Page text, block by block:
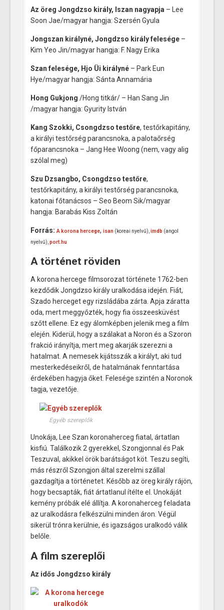
Az öreg Jongdzso király, Iszan nagyapja – Lee
Soon Jae/magyar hangja: Szersén Gyula
Jongszan királyné, Jongdzso király felesége –
Kim Yeo Jin/magyar hangja: F. Nagy Erika
Szan felesége, Hjo Üi királyné – Park Eun
Hye/magyar hangja: Sánta Annamária
Hong Gukjong /Hong titkár/ – Han Sang Jin
/magyar hangja: Gyurity István
Kang Szokki, Csongdzso testőre, testőrkapitány,
a királyi testőrség parancsnoka, a palotaőrség
főparancsnoka – Jang Hee Woong (nem, vagy alig
szólal meg)
Szu Dzsangbo, Csongdzso testőre,
testőrkapitány, a királyi testőrség parancsnoka,
katonai főtanácsos – Seo Beom Sik/magyar
hangja: Barabás Kiss Zoltán
Forrás: A korona hercege, isan (koreai nyelvű), imdb (angol
nyelvű), port.hu
A történet röviden
A korona hercege filmsorozat története 1762-ben
kezdődik Jongdzso király uralkodása idején. Fiát,
Szado herceget egy rizsládába zárta. Apja záratta
oda, mert meggyőzték, hogy fia összeesküvést
szőtt ellene. Ez egy álomképben jelenik meg a film
elején. Kiderül, hogy a szálakat a Noron és a Szoron
frakció irányítja, mert meg akarják szerezni a
hatalmat. A nemesek kijátsszák a királyt, aki tud
mesterkedéseikről, de hatalmának fenntartása
érdekében hagyja őket. Felesége szintén a Noronok
tagja, vezetője.
Egyéb szereplők
Unokája, Lee Szan koronaherceg fiatal, ártatlan
kisfiú. Találkozik 2 gyerekkel, Szongjonnal és Pak
Teszuval, akikkel örök barátságot köt. Teszu segíti,
más részről Szongjon által szerelmi szállal
gazdagítja a történetet. Később az öreg király rájön,
hogy becsapták, fiát ártatlanul ítélte el. Unokáját
kemény próbák elé állítja. A koronaherceg feladata
az uralkodásra felkészülni minden áron. Végül
sikerül trónra kerülnie, és igazságos uralkodó válik
belőle.
A film szereplői
Az idős Jongdzso király